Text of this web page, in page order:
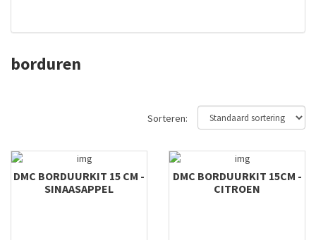
borduren
Sorteren:
DMC BORDUURKIT 15 CM -
SINAASAPPEL
DMC BORDUURKIT 15CM -
CITROEN